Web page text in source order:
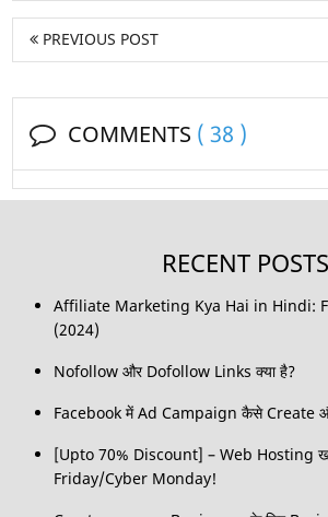
PREVIOUS POST
COMMENTS ( 38 )
RECENT POSTS
Affiliate Marketing Kya Hai in Hindi:
(2024)
Nofollow और Dofollow Links क्या है?
Facebook में Ad Campaign कैसे Create
[Upto 70% Discount] – Web Hosting
Friday/Cyber Monday!